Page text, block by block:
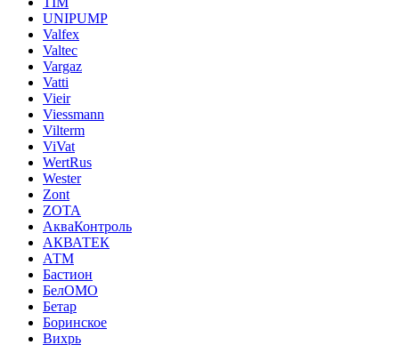
UNIPUMP
Valfex
Valtec
Vargaz
Vatti
Vieir
Viessmann
Vilterm
ViVat
WertRus
Wester
Zont
ZOTA
АкваКонтроль
АКВАТЕК
АТМ
Бастион
БелОМО
Бетар
Боринское
Вихрь